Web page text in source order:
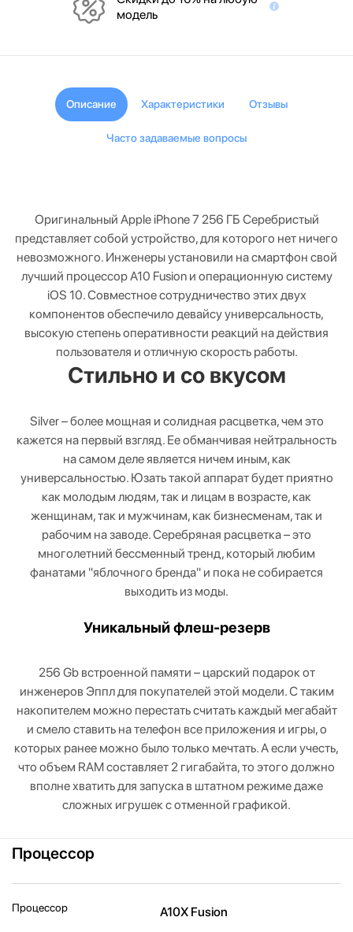
модель
Описание Характеристики Отзывы
Часто задаваемые вопросы
Оригинальный Apple iPhone 7 256 ГБ Серебристый
представляет собой устройство, для которого нет ничего
невозможного. Инженеры установили на смартфон свой
лучший процессор A10 Fusion и операционную систему
iOS 10. Совместное сотрудничество этих двух
компонентов обеспечило девайсу универсальность,
высокую степень оперативности реакций на действия
пользователя и отличную скорость работы.
Стильно и со вкусом
Silver – более мощная и солидная расцветка, чем это
кажется на первый взгляд. Ее обманчивая нейтральность
на самом деле является ничем иным, как
универсальностью. Юзать такой аппарат будет приятно
как молодым людям, так и лицам в возрасте, как
женщинам, так и мужчинам, как бизнесменам, так и
рабочим на заводе. Серебряная расцветка – это
многолетний бессменный тренд, который любим
фанатами "яблочного бренда" и пока не собирается
выходить из моды.
Уникальный флеш-резерв
256 Gb встроенной памяти – царский подарок от
инженеров Эппл для покупателей этой модели. С таким
накопителем можно перестать считать каждый мегабайт
и смело ставить на телефон все приложения и игры, о
которых ранее можно было только мечтать. А если учесть,
что объем RAM составляет 2 гигабайта, то этого должно
вполне хватить для запуска в штатном режиме даже
сложных игрушек с отменной графикой.
Процессор
Процессор A10X Fusion